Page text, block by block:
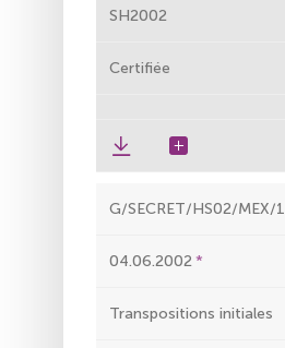
SH2002
Certifiée
G/SECRET/HS02/MEX/1
04.06.2002
Transpositions initiales